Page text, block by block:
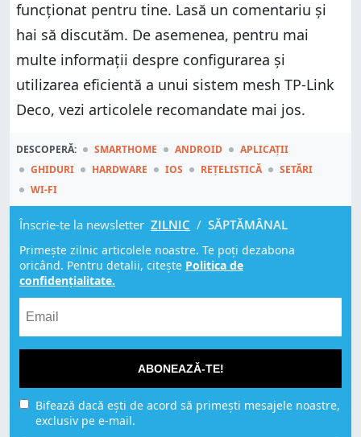
funcționat pentru tine. Lasă un comentariu și
hai să discutăm. De asemenea, pentru mai
multe informații despre configurarea și
utilizarea eficientă a unui sistem mesh TP-Link
Deco, vezi articolele recomandate mai jos.
DESCOPERĂ: SMARTHOME ANDROID
APLICAȚII
GHIDURI
HARDWARE IOS REȚELISTICĂ
SETĂRI
WI-FI
Înscrie-te la newsletter ZILNIC / SĂPTĂMÂNAL
Primește zilnic articolele noastre. Te poți dezabona
oricând. Pentru detalii, citește Politica de
confidențialitate.
ABONEAZĂ-TE!
Bifează dacă ești de acord să primești mesajele noastre,
exclusiv pe e-mail.